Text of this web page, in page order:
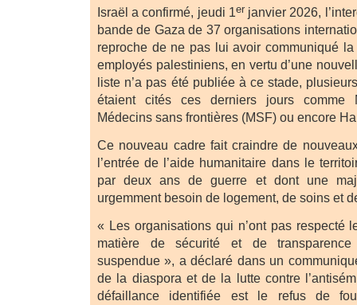
Israël a confirmé, jeudi 1erjanvier 2026,
bande de Gaza de 37 organisations
reproche de ne pas lui avoir communiqué
employés palestiniens, en vertu d’une
liste n’a pas été publiée à ce stade,
étaient cités ces derniers jours comme
Médecins sans frontières (MSF) ou encore
Ce nouveau cadre fait craindre de
l’entrée de l’aide humanitaire dans le
par deux ans de guerre et dont une
urgemment besoin de logement, de soins et
« Les organisations qui n’ont pas respecté
matière de sécurité et de
suspendue », a déclaré dans un
de la diaspora et de la lutte contre
défaillance identifiée est le refus de